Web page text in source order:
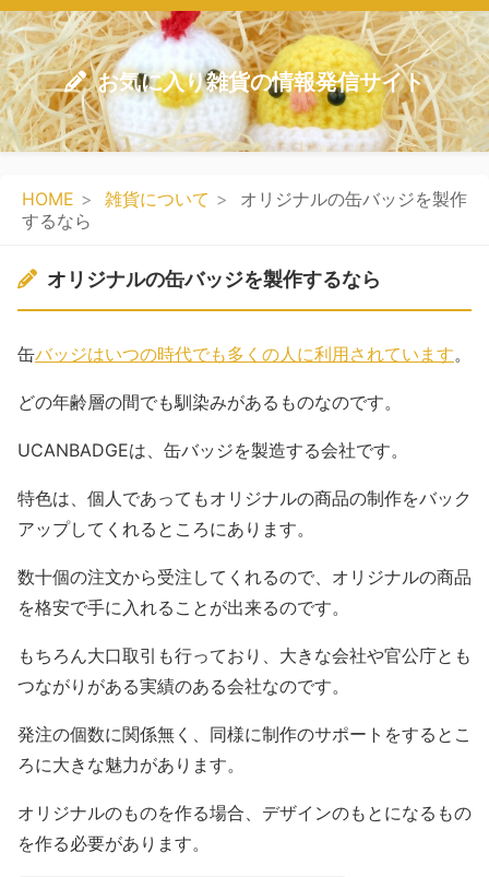
お気に入り雑貨の情報発信サイト
HOME 雑貨について
オリジナルの缶バッジを製作
するなら
オリジナルの缶バッジを製作するなら
缶バッジはいつの時代でも多くの人に利用されています。
どの年齢層の間でも馴染みがあるものなのです。
UCANBADGEは、缶バッジを製造する会社です。
特色は、個人であってもオリジナルの商品の制作をバック
アップしてくれるところにあります。
数十個の注文から受注してくれるので、オリジナルの商品
を格安で手に入れることが出来るのです。
もちろん大口取引も行っており、大きな会社や官公庁とも
つながりがある実績のある会社なのです。
発注の個数に関係無く、同様に制作のサポートをするとこ
ろに大きな魅力があります。
オリジナルのものを作る場合、デザインのもとになるもの
を作る必要があります。